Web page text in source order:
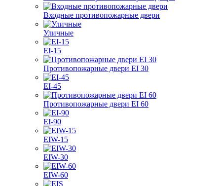
Входные противопожарные двери
Уличные
EI-15
Противопожарные двери EI 30
EI-45
Противопожарные двери EI 60
EI-90
EIW-15
EIW-30
EIW-60